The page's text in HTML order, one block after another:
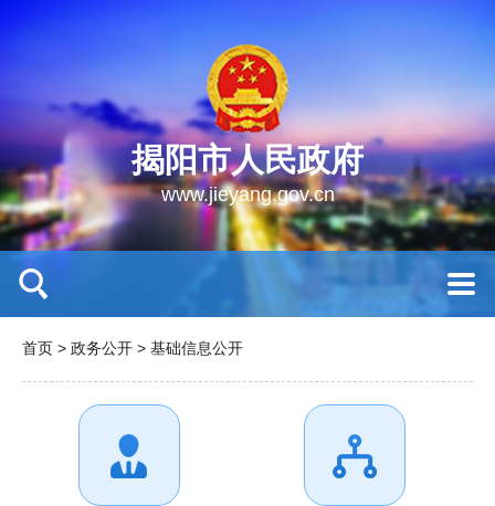
揭阳市人民政府
www.jieyang.gov.cn
首页 > 政务公开 > 基础信息公开